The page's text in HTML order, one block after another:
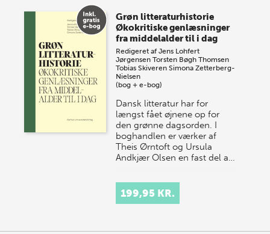
Grøn litteraturhistorie
Økokritiske genlæsninger
fra middelalder til i dag
Redigeret afJens Lohfert
Jørgensen Torsten Bøgh Thomsen
Tobias Skiveren Simona Zetterberg-
Nielsen
(bog + e-bog)
Dansk litteratur har for
længst fået øjnene op for
den grønne dagsorden. I
boghandlen er værker af
Theis Ørntoft og Ursula
Andkjær Olsen en fast del a…
199,95 KR.